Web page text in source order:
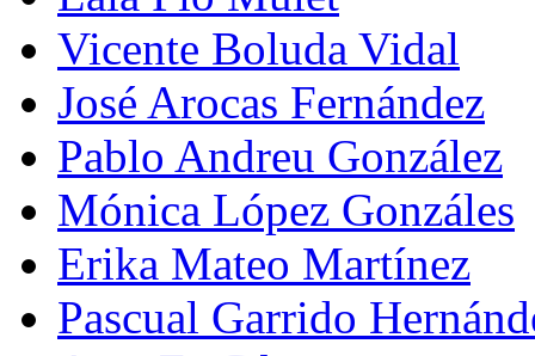
Vicente Boluda Vidal
José Arocas Fernández
Pablo Andreu González
Mónica López Gonzáles
Erika Mateo Martínez
Pascual Garrido